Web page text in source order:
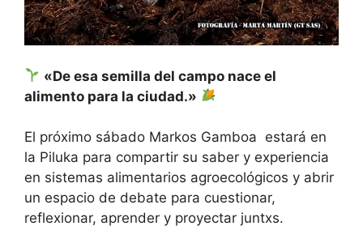
«De esa semilla del campo nace el
alimento para la ciudad.»
El próximo sábado Markos Gamboa estará en
la Piluka para compartir su saber y experiencia
en sistemas alimentarios agroecológicos y abrir
un espacio de debate para cuestionar,
reflexionar, aprender y proyectar juntxs.